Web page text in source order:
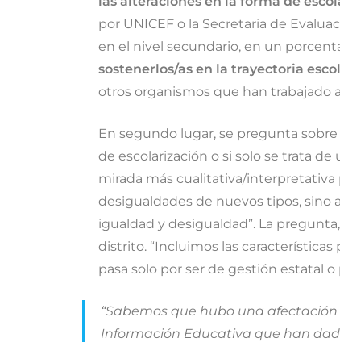
por UNICEF o la Secretaria de
en el nivel secundario, en un
sostenerlos/as en la trayectoria
otros organismos que han trabajado
En segundo lugar, se pregunta
de escolarización o si solo se trata
mirada más cualitativa/interpretativa
desigualdades de nuevos tipos, sino
igualdad y desigualdad”. La
distrito. “Incluimos las
pasa solo por ser de gestión estatal
“Sabemos que hubo una
Información Educativa que han